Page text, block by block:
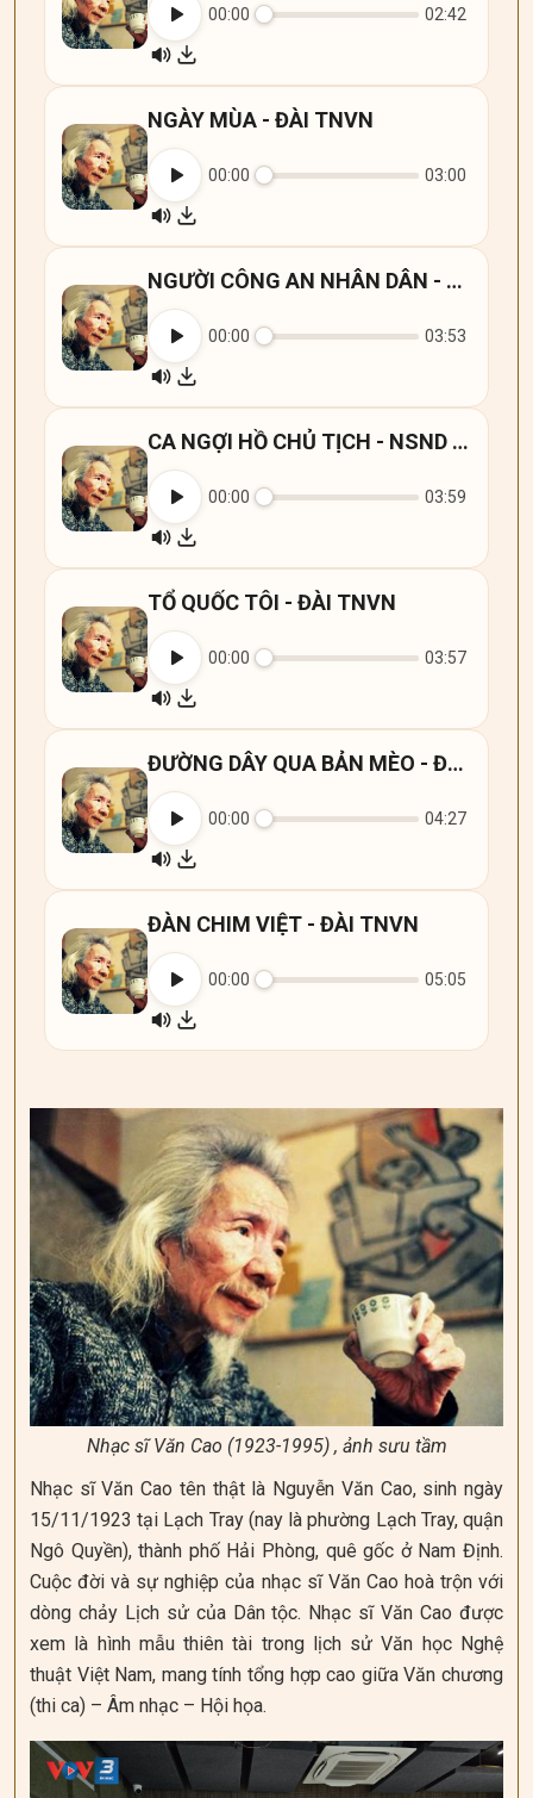
00:00 02:42
NGÀY MÙA - ĐÀI TNVN
00:00 03:00
NGƯỜI CÔNG AN NHÂN DÂN - ĐÀI TNVN
00:00 03:53
CA NGỢI HỒ CHỦ TỊCH - NSND QUÝ DƯƠNG HX ĐÀI TNVN
00:00 03:59
TỔ QUỐC TÔI - ĐÀI TNVN
00:00 03:57
ĐƯỜNG DÂY QUA BẢN MÈO - ĐÀI TNVN
00:00 04:27
ĐÀN CHIM VIỆT - ĐÀI TNVN
00:00 05:05
Nhạc sĩ Văn Cao (1923-1995) , ảnh sưu tầm
Nhạc sĩ Văn Cao tên thật là Nguyễn Văn Cao, sinh ngày
15/11/1923 tại Lạch Tray (nay là phường Lạch Tray, quận
Ngô Quyền), thành phố Hải Phòng, quê gốc ở Nam Định.
Cuộc đời và sự nghiệp của nhạc sĩ Văn Cao hoà trộn với
dòng chảy Lịch sử của Dân tộc. Nhạc sĩ Văn Cao được
xem là hình mẫu thiên tài trong lịch sử Văn học Nghệ
thuật Việt Nam, mang tính tổng hợp cao giữa Văn chương
(thi ca) – Âm nhạc – Hội họa.